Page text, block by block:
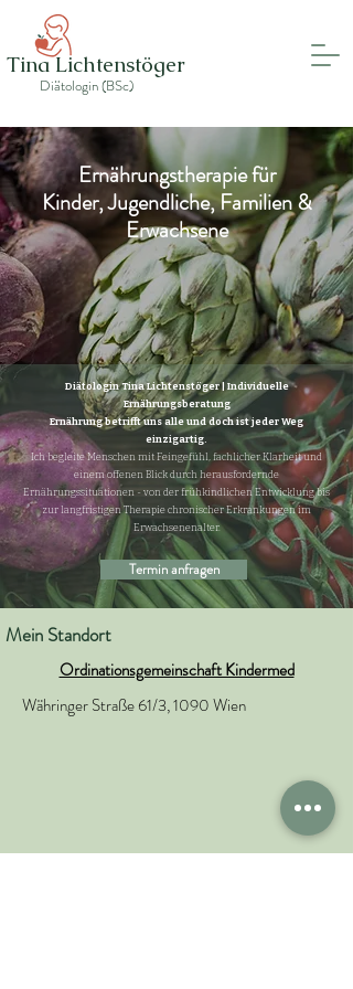
Diätologin (BSc)
Tina Lichtenstöger
Ernährungstherapie für
Kinder, Jugendliche, Familien &
Erwachsene
Diätologin Tina Lichtenstöger | Individuelle
Ernährungsberatung
Ernährung betrifft uns alle und doch ist jeder Weg
einzigartig.
Ich begleite Menschen mit Feingefühl, fachlicher Klarheit und
einem offenen Blick durch herausfordernde
Ernährungssituationen - von der frühkindlichen Entwicklung bis
zur langfristigen Therapie chronischer Erkrankungen im
Erwachsenenalter.
Termin anfragen
Mein Standort
Ordinationsgemeinschaft Kindermed​
Währinger Straße 61/3, 1090 Wien